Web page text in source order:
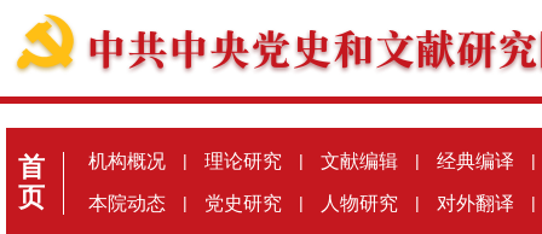
首
页
机构概况 | 理论研究 | 文献编辑 | 经典编译 |
本院动态 | 党史研究 | 人物研究 | 对外翻译 |